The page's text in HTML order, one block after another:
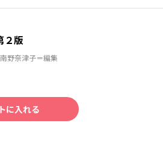
版
野奈津子＝編集
に入れる